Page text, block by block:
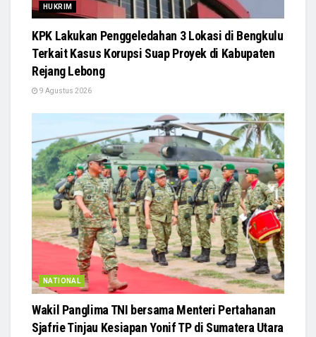
HUKRIM
KPK Lakukan Penggeledahan 3 Lokasi di Bengkulu
Terkait Kasus Korupsi Suap Proyek di Kabupaten
Rejang Lebong
9 Agustus 2026
NATIONAL
Wakil Panglima TNI bersama Menteri Pertahanan
Sjafrie Tinjau Kesiapan Yonif TP di Sumatera Utara